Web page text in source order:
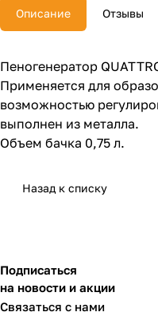
Описание Отзывы
Пеногенератор
Применяется для
возможностью
выполнен из металла.
Объем бачка 0,75 л.
Назад к списку
Подписаться
на новости и акции
Связаться с нами